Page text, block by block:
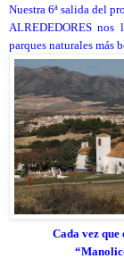
Nuestra 6ª salida del
ALREDEDORES
parques naturales más
Cada vez